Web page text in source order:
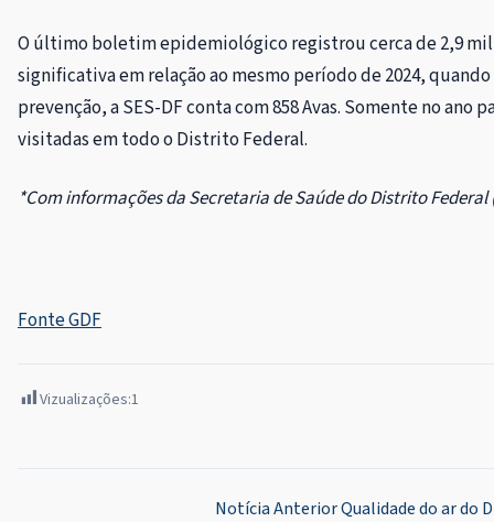
O último boletim epidemiológico registrou cerca de 2,9
significativa em relação ao mesmo período de 2024,
prevenção, a SES-DF conta com 858 Avas. Somente no ano
visitadas em todo o Distrito Federal.
*Com informações da Secretaria de Saúde do Distrito Federal
Fonte GDF
Vizualizações:1
Notícia AnteriorQualidade do ar do